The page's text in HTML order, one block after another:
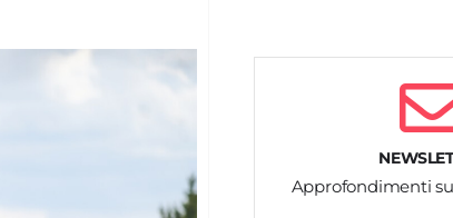
Approfondimenti